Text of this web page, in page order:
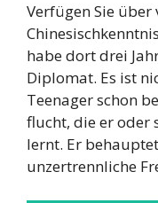
Verfügen Sie
habe dort drei
Diplomat. Es ist
Teenager schon
flucht, die er oder
lernt. Er
unzertrennliche